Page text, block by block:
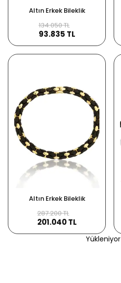
Altın Erkek Bileklik
134.050 TL
93.835 TL
Altın Erkek Bileklik
287.200 TL
201.040 TL
Yükleniyor